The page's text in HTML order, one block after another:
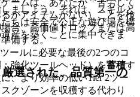
ームは、あなたが「苦労して
がアイテムがない）ことを検
合、高価値ドロップまたは高
備する。
ールに必要な最後の2つのコ
強化ツールヘッド）を蓄積す
、より効率の低いTier 2ツー
クゾーンを収穫する代わり
ましょう。それは、スキルと
ちは安全で公正な遊び場を構
産を築くことに集中できま
選された、品質第一の